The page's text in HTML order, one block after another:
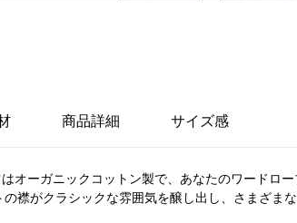
商品詳細 サイズ感
オーガニックコットン製で、あなたのワードロ
襟がクラシックな雰囲気を醸し出し、さまざま